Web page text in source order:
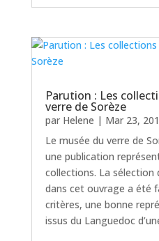
Parution : Les
verre de Sorèze
par Helene | Mar 23,
Le musée du verre de
une publication
collections. La sélection
dans cet ouvrage a été
critères, une bonne
issus du Languedoc